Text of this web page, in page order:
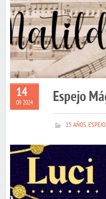
14
09 2024 Espejo
15 AÑOS,